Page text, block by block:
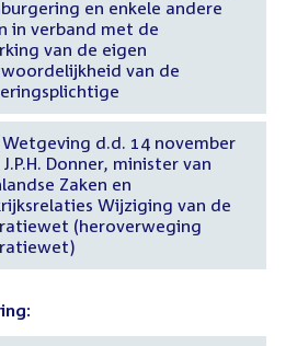
en enkele andere
in verband met de
van de eigen
van de
d.d. 14 november
Donner, minister van
Zaken en
Wijziging van de
(heroverweging